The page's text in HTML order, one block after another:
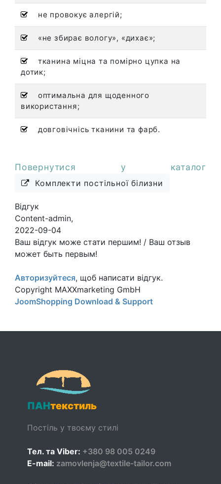
не провокує алергій;
«не збирає вологу», «дихає»;
тканина міцна та помірно цупка на
дотик;
оптимальна для щоденного
використання;
довговічнісь тканини та фарб.
Повернутися у каталог
Комплекти постільної білизни
Відгук
Content-admin,
2022-09-04
Ваш відгук може стати першим! / Ваш отзыв
может быть первым!
Авторизуйтеся, щоб написати відгук.
Copyright MAXXmarketing GmbH
JoomShopping Download & Support
ПАНтекстиль
Постіль у твоєму стилі
Тел. та Viber: +380 98 005 0249
E-mail: zamovlenja@textile-tailor.com